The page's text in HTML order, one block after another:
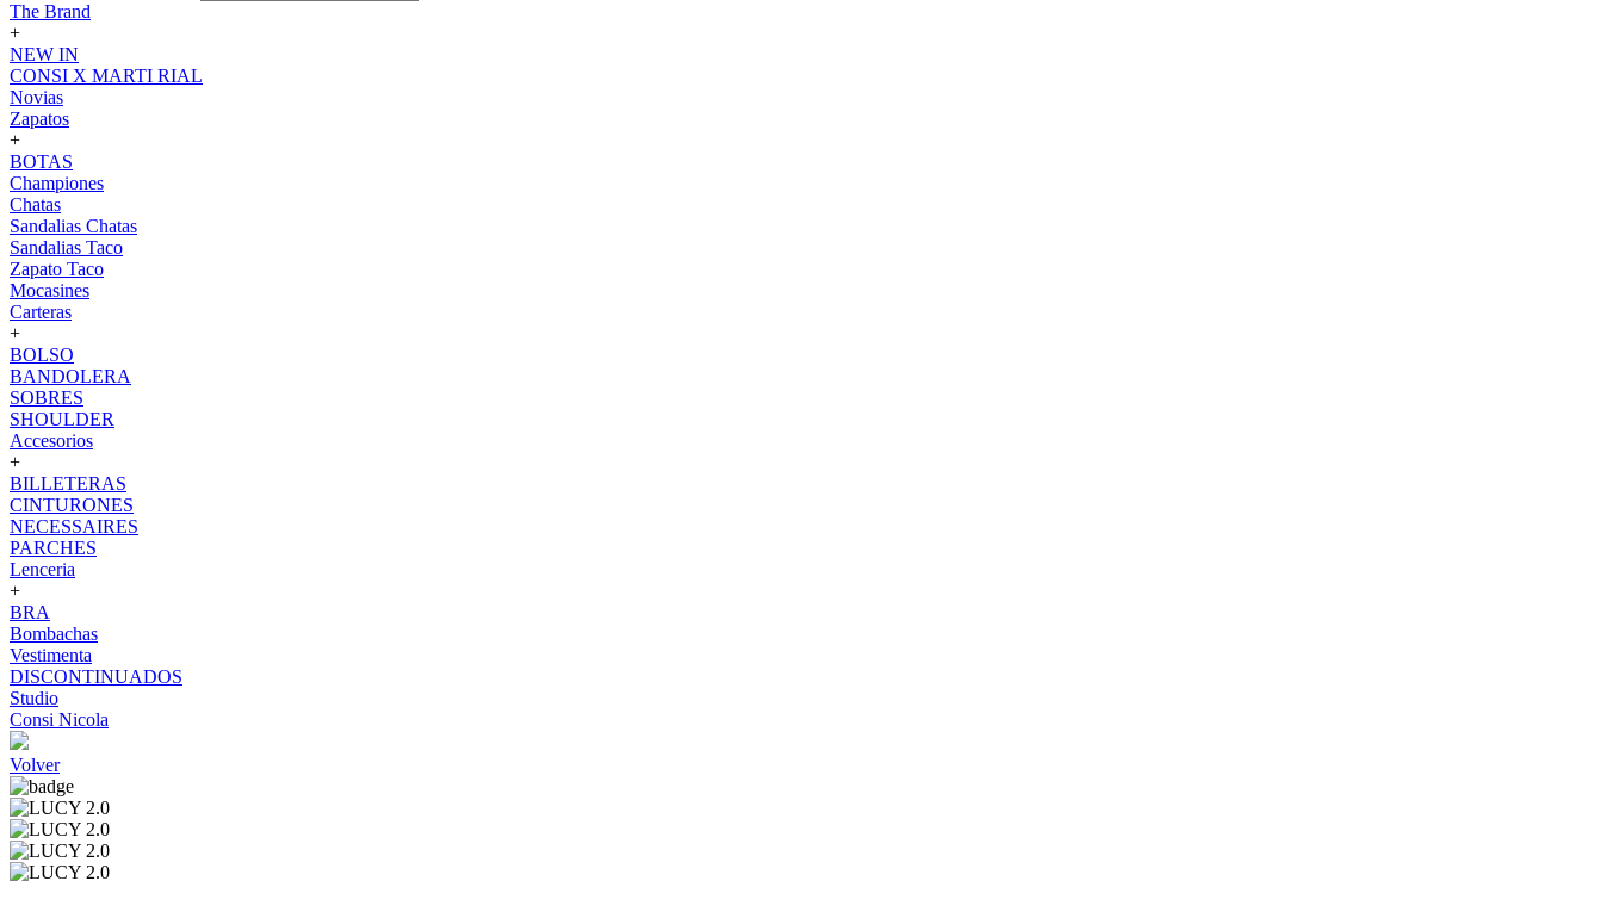
The Brand
+
NEW IN
CONSI X MARTI RIAL
Novias
Zapatos
+
BOTAS
Championes
Chatas
Sandalias Chatas
Sandalias Taco
Zapato Taco
Mocasines
Carteras
+
BOLSO
BANDOLERA
SOBRES
SHOULDER
Accesorios
+
BILLETERAS
CINTURONES
NECESSAIRES
PARCHES
Lenceria
+
BRA
Bombachas
Vestimenta
DISCONTINUADOS
Studio
Consi Nicola
Volver